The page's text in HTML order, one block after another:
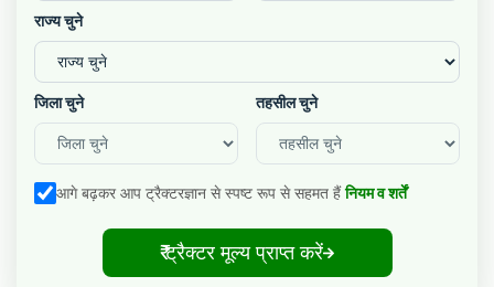
राज्य चुने
जिला चुने तहसील चुने
आगे बढ़कर आप ट्रैक्टरज्ञान से स्पष्ट रूप से सहमत हैं नियम व शर्तें
₹ ट्रैक्टर मूल्य प्राप्त करें